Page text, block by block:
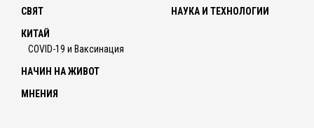
СВЯТ
КИТАЙ
COVID-19 и Ваксинация
НАУКА И ТЕХНОЛОГИИ
НАЧИН НА ЖИВОТ
МНЕНИЯ